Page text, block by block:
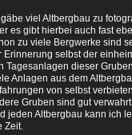
gäbe viel Altbergbau zu
es gibt hierbei auch fast
zu viele Bergwerke sind
Erinnerung selbst der
Tagesanlagen dieser
Anlagen aus dem
von selbst
Gruben sind gut
jeden Altbergbau kann ich
Zeit.